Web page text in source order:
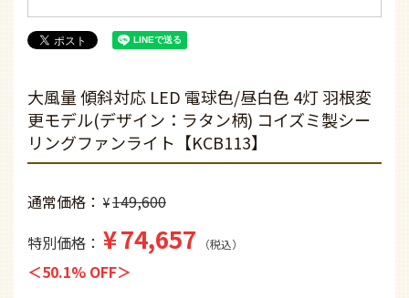
大風量 傾斜対応 LED 電球色/昼白色 4灯 羽根変
更モデル(デザイン：ラタン柄) コイズミ製シー
リングファンライト【KCB113】
通常価格 ¥149,600
特別価格
¥74,657 税込
50.1% OFF